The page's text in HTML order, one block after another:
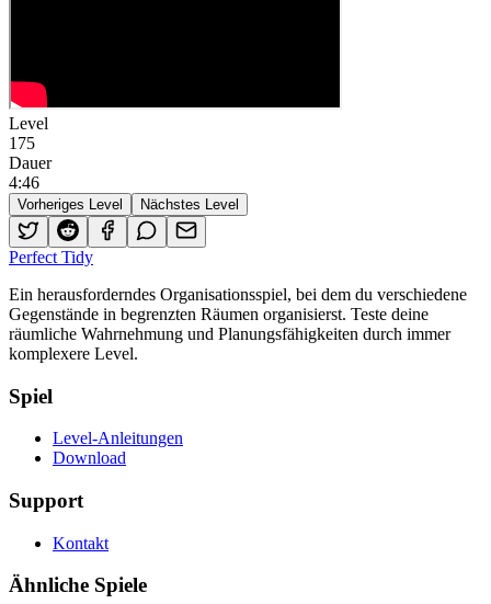
Level
175
Dauer
4:46
Vorheriges Level Nächstes Level
Perfect Tidy
Ein herausforderndes Organisationsspiel, bei dem du verschiedene
Gegenstände in begrenzten Räumen organisierst. Teste deine
räumliche Wahrnehmung und Planungsfähigkeiten durch immer
komplexere Level.
Spiel
Level-Anleitungen
Download
Support
Kontakt
Ähnliche Spiele